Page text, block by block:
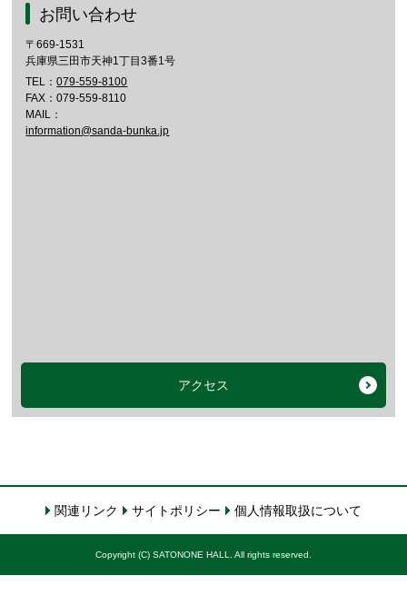
お問い合わせ
〒669-1531
兵庫県三田市天神1丁目3番1号
TEL：079-559-8100
FAX：079-559-8110
MAIL：
information@sanda-bunka.jp
アクセス
関連リンク サイトポリシー 個人情報取扱について
Copyright (C) SATONONE HALL. All rights reserved.